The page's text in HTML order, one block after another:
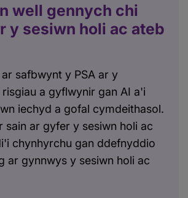
well gennych chi
y sesiwn holi ac ateb
safbwynt y PSA ar y
a gyflwynir gan AI a'i
iechyd a gofal cymdeithasol.
sain ar gyfer y sesiwn holi ac
chynhyrchu gan ddefnyddio
ar gynnwys y sesiwn holi ac